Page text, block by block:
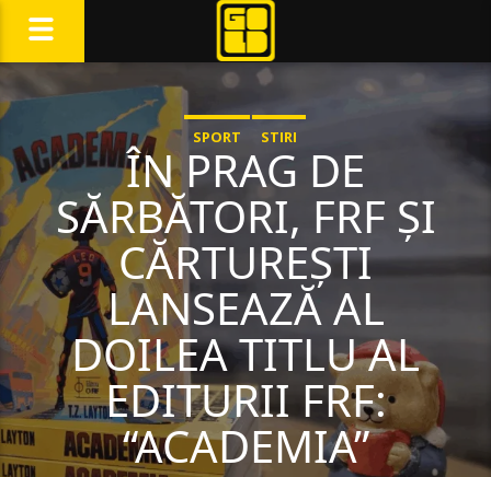
SPORT STIRI
ÎN PRAG DE
SĂRBĂTORI, FRF ȘI
CĂRTUREȘTI
LANSEAZĂ AL
DOILEA TITLU AL
EDITURII FRF:
“ACADEMIA”